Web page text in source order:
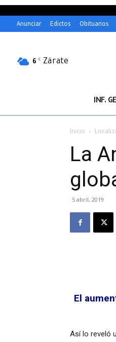
Anunciar Edictos Obituarios
6 C Zárate
INF.
Inicio
La
5 abril, 2019
El
Así lo reveló